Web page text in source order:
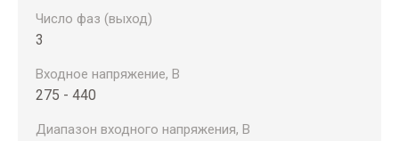
Число фаз (выход)
3
Входное напряжение, В
275 - 440
Диапазон входного напряжения, В